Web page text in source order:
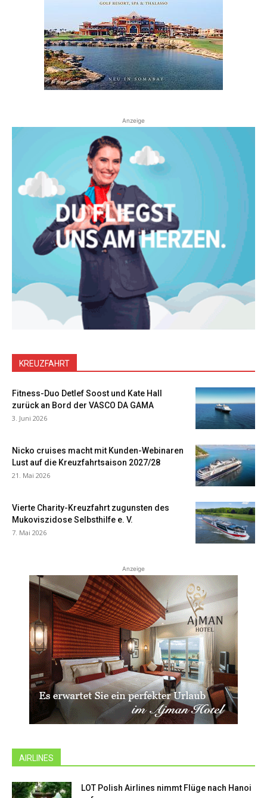
Anzeige
KREUZFAHRT
Fitness-Duo Detlef Soost und Kate Hall
zurück an Bord der VASCO DA GAMA
3. Juni 2026
Nicko cruises macht mit Kunden-Webinaren
Lust auf die Kreuzfahrtsaison 2027/28
21. Mai 2026
Vierte Charity-Kreuzfahrt zugunsten des
Mukoviszidose Selbsthilfe e. V.
7. Mai 2026
Anzeige
AIRLINES
LOT Polish Airlines nimmt Flüge nach Hanoi